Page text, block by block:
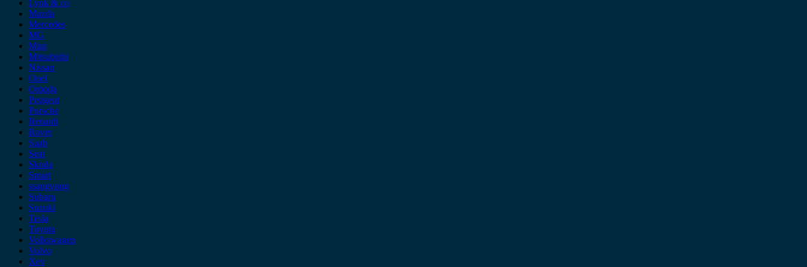
Lynk & co
Mazda
Mercedes
MG
Mini
Mitsubishi
Nissan
Opel
Omoda
Peugeot
Porsche
Renault
Rover
Saab
Seat
Skoda
Smart
ssangyong
Subaru
Suzuki
Tesla
Toyota
Volkswagen
Volvo
Xev